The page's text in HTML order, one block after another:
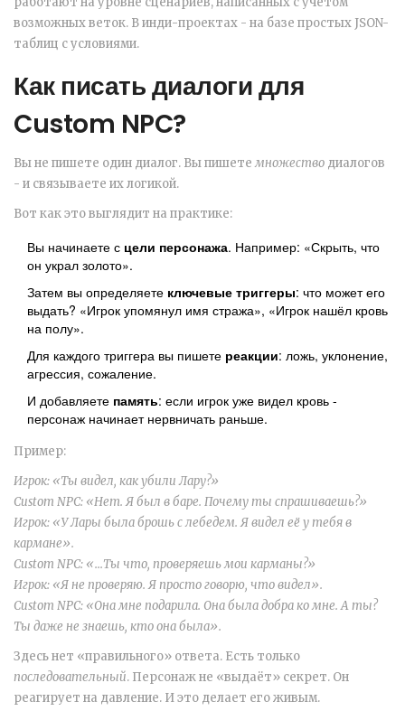
возможных веток. В инди-проектах - на базе простых JSON-
таблиц с условиями.
Как писать диалоги для
Custom NPC?
Вы не пишете один диалог. Вы пишетемножество диалогов
- и связываете их логикой.
Вот как это выглядит на практике:
Вы начинаете с цели персонажа. Например: «Скрыть, что
он украл золото».
Затем вы определяете ключевые триггеры: что может его
выдать? «Игрок упомянул имя стража», «Игрок нашёл кровь
на полу».
Для каждого триггера вы пишете реакции: ложь, уклонение,
агрессия, сожаление.
И добавляете память: если игрок уже видел кровь -
персонаж начинает нервничать раньше.
Пример:
Игрок: «Ты видел, как убили Лару?»
Custom NPC: «Нет. Я был в баре. Почему ты спрашиваешь?»
Игрок: «У Лары была брошь с лебедем. Я видел её у тебя в
кармане».
Custom NPC: «...Ты что, проверяешь мои карманы?»
Игрок: «Я не проверяю. Я просто говорю, что видел».
Custom NPC: «Она мне подарила. Она была добра ко мне. А ты?
Ты даже не знаешь, кто она была».
Здесь нет «правильного» ответа. Есть только
последовательный. Персонаж не «выдаёт» секрет. Он
реагирует на давление. И это делает его живым.